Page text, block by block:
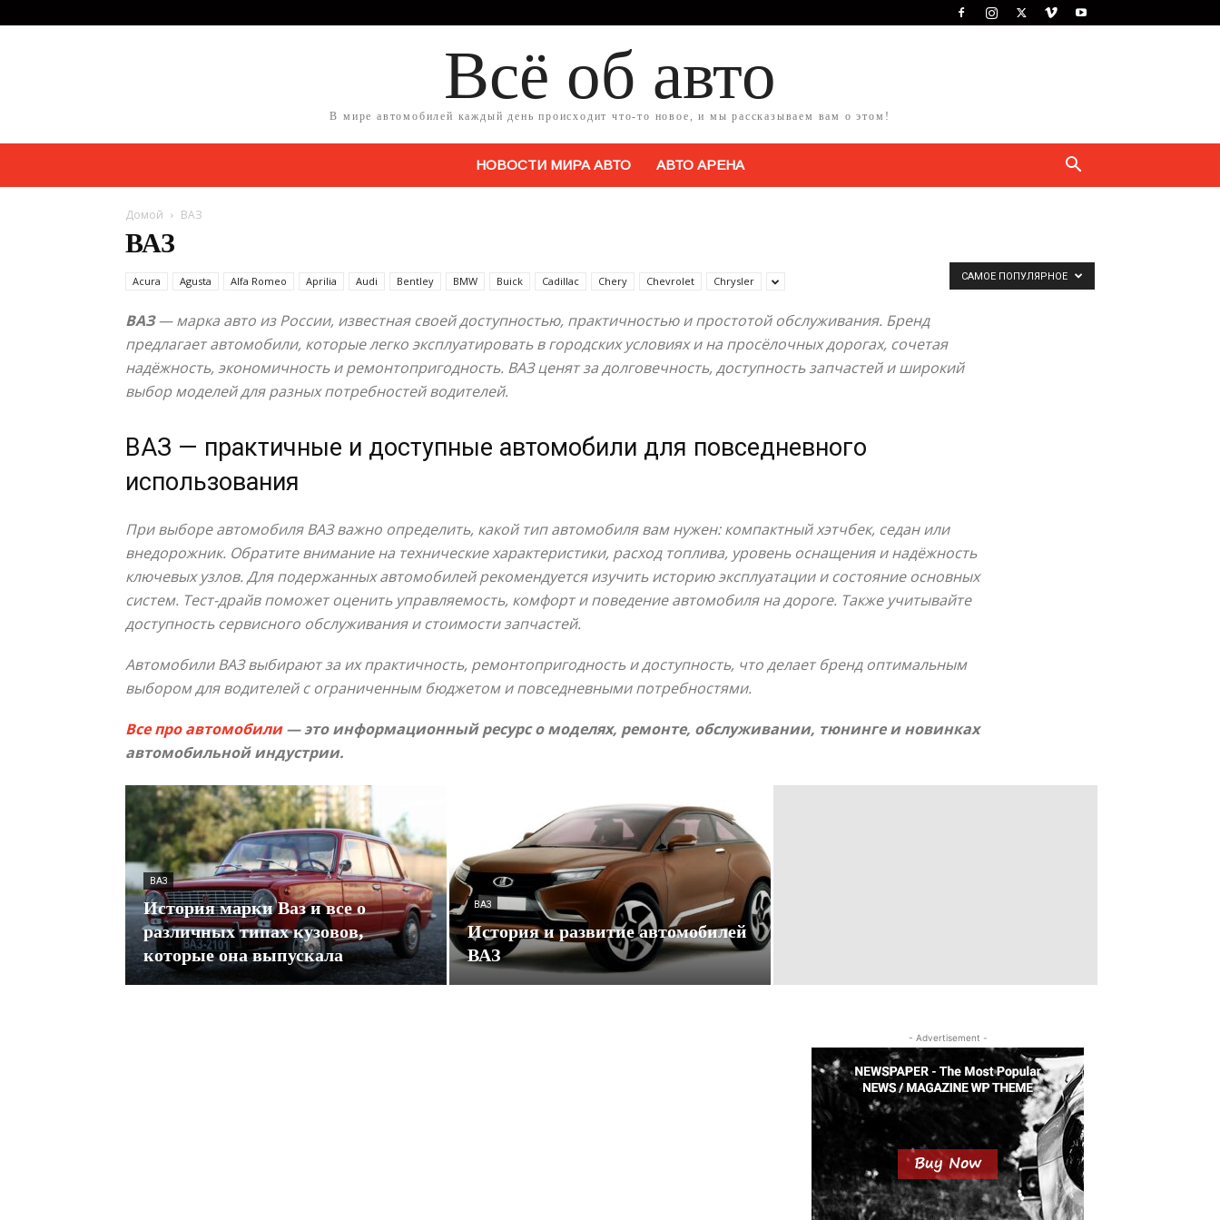
Всё об авто
В мире автомобилей каждый день происходит что-то новое, и мы рассказываем вам о этом!
НОВОСТИ МИРА АВТО АВТО АРЕНА
Домой ВАЗ
ВАЗ
Acura Agusta Alfa Romeo Aprilia Audi Bentley BMW Buick Cadillac Chery Chevrolet Chrysler
ВАЗ— марка авто из России, известная своей доступностью, практичностью и простотой обслуживания. Бренд
предлагает автомобили, которые легко эксплуатировать в городских условиях и на просёлочных дорогах, сочетая
надёжность, экономичность и ремонтопригодность. ВАЗ ценят за долговечность, доступность запчастей и широкий
выбор моделей для разных потребностей водителей.
ВАЗ — практичные и доступные автомобили для повседневного
использования
При выборе автомобиля ВАЗ важно определить, какой тип автомобиля вам нужен: компактный хэтчбек, седан или
внедорожник. Обратите внимание на технические характеристики, расход топлива, уровень оснащения и надёжность
ключевых узлов. Для подержанных автомобилей рекомендуется изучить историю эксплуатации и состояние основных
систем. Тест-драйв поможет оценить управляемость, комфорт и поведение автомобиля на дороге. Также учитывайте
доступность сервисного обслуживания и стоимости запчастей.
Автомобили ВАЗ выбирают за их практичность, ремонтопригодность и доступность, что делает бренд оптимальным
выбором для водителей с ограниченным бюджетом и повседневными потребностями.
Все про автомобили— это информационный ресурс о моделях, ремонте, обслуживании, тюнинге и новинках
автомобильной индустрии.
САМОЕ ПОПУЛЯРНОЕ
ВАЗ
История марки Ваз и все о
различных типах кузовов,
которые она выпускала
ВАЗ
История и развитие автомобилей
ВАЗ
- Advertisement -